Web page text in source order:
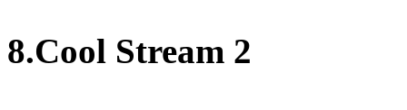
8.Cool Stream 2